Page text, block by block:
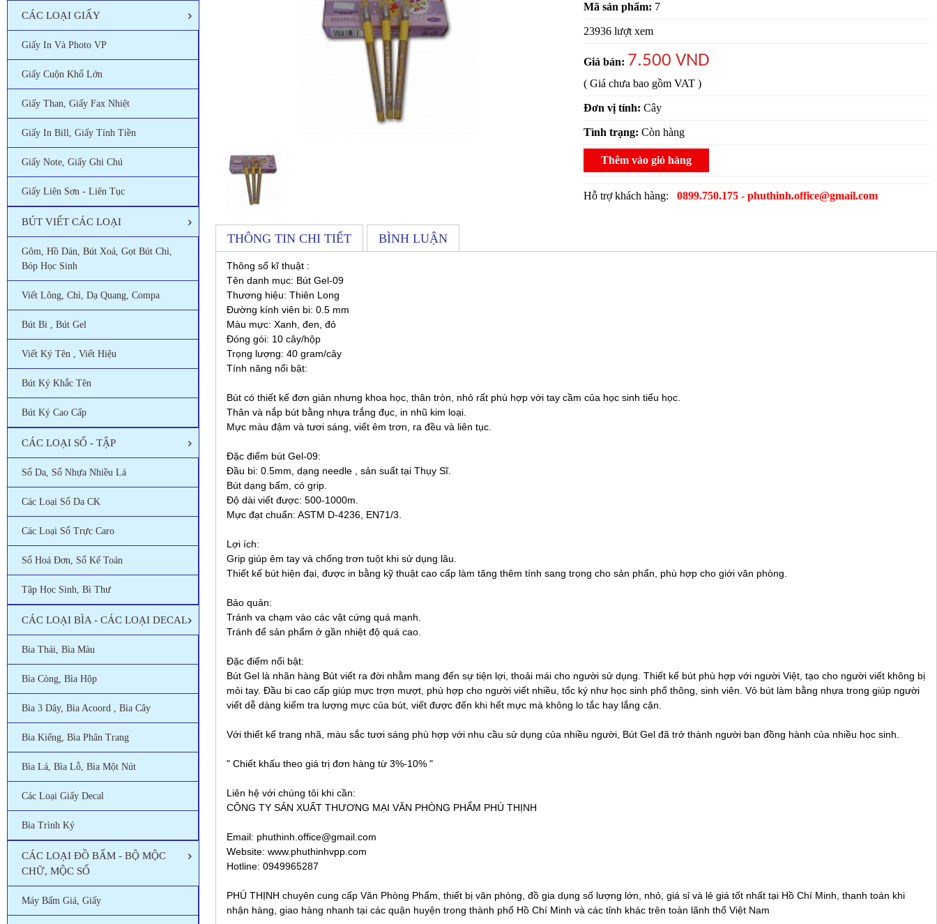
CÁC LOẠI GIẤY
Giấy In Và Photo VP
Giấy Cuộn Khổ Lớn
Giấy Than, Giấy Fax Nhiệt
Giấy In Bill, Giấy Tính Tiền
Giấy Note, Giấy Ghi Chú
Giấy Liên Sơn - Liên Tục
BÚT VIẾT CÁC LOẠI
Gôm, Hồ Dán, Bút Xoá, Gọt Bút Chì,
Bóp Học Sinh
Viết Lông, Chì, Dạ Quang, Compa
Bút Bi , Bút Gel
Viết Ký Tên , Viết Hiệu
Bút Ký Khắc Tên
Bút Ký Cao Cấp
CÁC LOẠI SỔ - TẬP
Sổ Da, Sổ Nhựa Nhiều Lá
Các Loại Sổ Da CK
Các Loại Sổ Trực Caro
Sổ Hoá Đơn, Sổ Kế Toán
Tập Học Sinh, Bì Thư
CÁC LOẠI BÌA - CÁC LOẠI DECAL
Bìa Thái, Bìa Màu
Bìa Còng, Bìa Hộp
Bìa 3 Dây, Bìa Acoord , Bìa Cây
Bìa Kiếng, Bìa Phân Trang
Bìa Lá, Bìa Lỗ, Bìa Một Nút
Các Loại Giấy Decal
Bìa Trình Ký
CÁC LOẠI ĐỒ BẤM - BỘ MỘC
CHỮ, MỘC SỐ
Máy Bấm Giá, Giấy
Mã sản phẩm: 7
23936 lượt xem
Giá bán: 7.500 VND
( Giá chưa bao gồm VAT )
Đơn vị tính: Cây
Tình trạng: Còn hàng
Thêm vào giỏ hàng
Hỗ trợ khách hàng: 0899.750.175 - phuthinh.office@gmail.com
THÔNG TIN CHI TIẾT BÌNH LUẬN
Thông số kĩ thuật :
Tên danh mục: Bút Gel-09
Thương hiệu: Thiên Long
Đường kính viên bi: 0.5 mm
Màu mực: Xanh, đen, đỏ
Đóng gói: 10 cây/hộp
Trọng lượng: 40 gram/cây
Tính năng nổi bật:
Bút có thiết kế đơn giản nhưng khoa học, thân tròn, nhỏ rất phù hợp với tay cầm của học sinh tiểu học.
Thân và nắp bút bằng nhựa trắng đục, in nhũ kim loại.
Mực màu đậm và tươi sáng, viết êm trơn, ra đều và liên tục.
Đặc điểm bút Gel-09:
Đầu bi: 0.5mm, dạng needle , sản suất tại Thụy Sĩ.
Bút dạng bấm, có grip.
Độ dài viết được: 500-1000m.
Mực đạt chuẩn: ASTM D-4236, EN71/3.
Lợi ích:
Grip giúp êm tay và chống trơn tuột khi sử dụng lâu.
Thiết kế bút hiện đại, được in bằng kỹ thuật cao cấp làm tăng thêm tính sang trọng cho sản phẩn, phù hợp cho giới văn phòng.
Bảo quản:
Tránh va chạm vào các vật cứng quá mạnh.
Tránh để sản phẩm ở gần nhiệt độ quá cao.
Đặc điểm nổi bật:
Bút Gel là nhãn hàng Bút viết ra đời nhằm mang đến sự tiện lợi, thoải mái cho người sử dụng. Thiết kế bút phù hợp với người Việt, tạo cho người viết không bị
mỏi tay. Đầu bi cao cấp giúp mực trợn mượt, phù hợp cho người viết nhiều, tốc ký như học sinh phổ thông, sinh viên. Vỏ bút làm bằng nhựa trong giúp người
viết dễ dàng kiểm tra lượng mực của bút, viết được đến khi hết mực mà không lo tắc hay lắng cặn.
Với thiết kế trang nhã, màu sắc tươi sáng phù hợp với nhu cầu sử dụng của nhiều người, Bút Gel đã trở thành người bạn đồng hành của nhiều học sinh.
" Chiết khấu theo giá trị đơn hàng từ 3%-10% "
Liên hệ với chúng tôi khi cần:
CÔNG TY SẢN XUẤT THƯƠNG MẠI VĂN PHÒNG PHẨM PHÚ THỊNH
Email: phuthinh.office@gmail.com
Website: www.phuthinhvpp.com
Hotline: 0949965287
PHÚ THỊNH chuyên cung cấp Văn Phòng Phẩm, thiết bị văn phòng, đồ gia dụng số lượng lớn, nhỏ, giá sỉ và lẻ giá tốt nhất tại Hồ Chí Minh, thanh toán khi
nhận hàng, giao hàng nhanh tại các quận huyện trong thành phố Hồ Chí Minh và các tỉnh khác trên toàn lãnh thổ Việt Nam